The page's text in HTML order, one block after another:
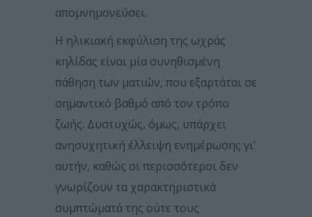
απομνημονεύσει.
Η ηλικιακή εκφύλιση της ωχράς
κηλίδας είναι μία συνηθισμένη
πάθηση των ματιών, που εξαρτάται σε
σημαντικό βαθμό από τον τρόπο
ζωής. Δυστυχώς, όμως, υπάρχει
ανησυχητική έλλειψη ενημέρωσης γι’
αυτήν, καθώς οι περισσότεροι δεν
γνωρίζουν τα χαρακτηριστικά
συμπτώματά της ούτε τους